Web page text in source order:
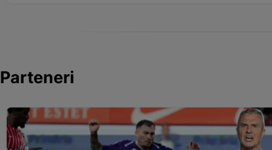
Parteneri